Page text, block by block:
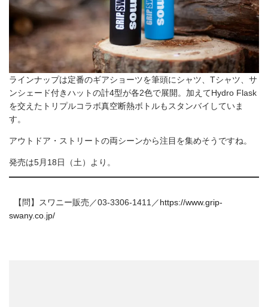
ラインナップは定番のギアショーツを筆頭にシャツ、Tシャツ、サ
ンシェード付きハットの計4型が各2色で展開。加えてHydro Flask
を交えたトリプルコラボ真空断熱ボトルもスタンバイしていま
す。
アウトドア・ストリートの両シーンから注目を集めそうですね。
発売は5月18日（土）より。
【問】スワニー販売／03-3306-1411／https://www.grip-
swany.co.jp/